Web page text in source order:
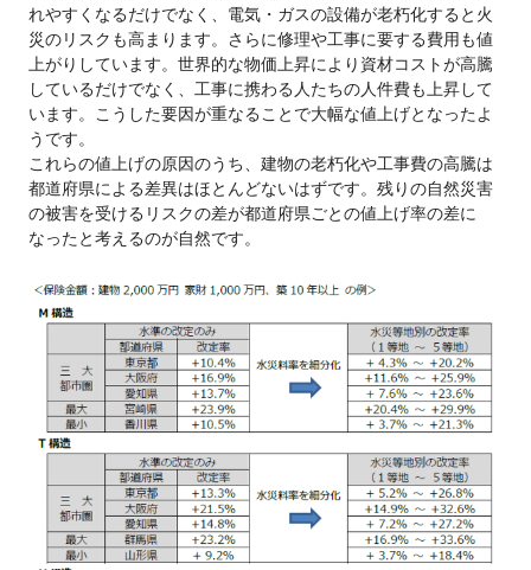
れやすくなるだけでなく、電気・ガスの設備が老朽化すると火
災のリスクも高まります。さらに修理や工事に要する費用も値
上がりしています。世界的な物価上昇により資材コストが高騰
しているだけでなく、工事に携わる人たちの人件費も上昇して
います。こうした要因が重なることで大幅な値上げとなったよ
うです。
これらの値上げの原因のうち、建物の老朽化や工事費の高騰は
都道府県による差異はほとんどないはずです。残りの自然災害
の被害を受けるリスクの差が都道府県ごとの値上げ率の差に
なったと考えるのが自然です。